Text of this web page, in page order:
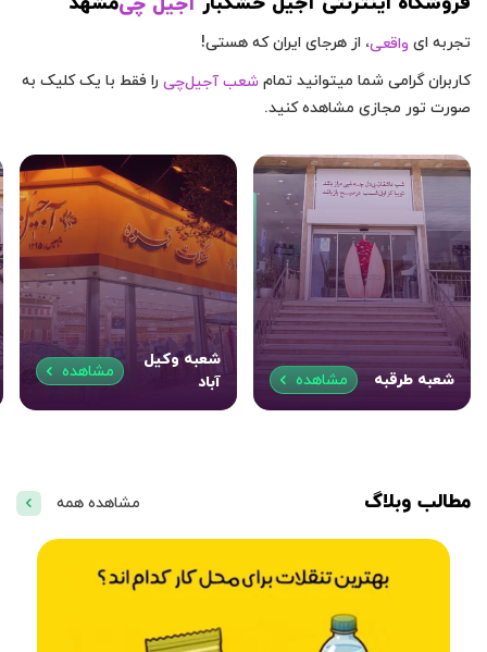
تجربه ای واقعی، از هرجای ایران که هستی!
کاربران گرامی شما میتوانید تمام شعب آجیل‌چی را فقط با یک کلیک به
صورت تور مجازی مشاهده کنید.
شعبه طرقبه مشاهده
شعبه وکیل
آباد
مشاهده
مطالب وبلاگ مشاهده همه